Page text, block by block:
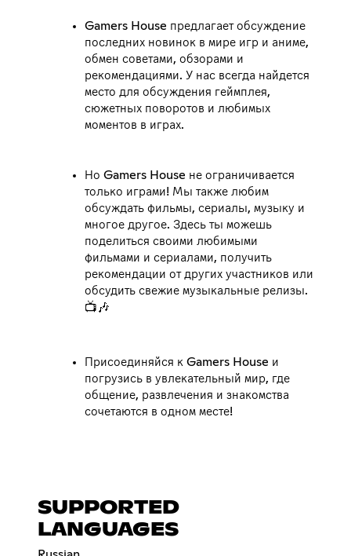
Gamers House предлагает обсуждение
последних новинок в мире игр и аниме,
обмен советами, обзорами и
рекомендациями. У нас всегда найдется
место для обсуждения геймплея,
сюжетных поворотов и любимых
моментов в играх.
Но Gamers House не ограничивается
только играми! Мы также любим
обсуждать фильмы, сериалы, музыку и
многое другое. Здесь ты можешь
поделиться своими любимыми
фильмами и сериалами, получить
рекомендации от других участников или
обсудить свежие музыкальные релизы.
📺🎶
Присоединяйся к Gamers House и
погрузись в увлекательный мир, где
общение, развлечения и знакомства
сочетаются в одном месте!
SUPPORTED
LANGUAGES